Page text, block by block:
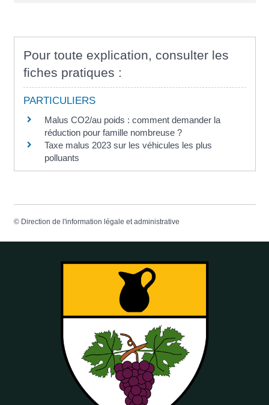
Pour toute explication, consulter les
fiches pratiques :
PARTICULIERS
Malus CO2/au poids : comment demander la
réduction pour famille nombreuse ?
Taxe malus 2023 sur les véhicules les plus
polluants
© Direction de l'information légale et administrative